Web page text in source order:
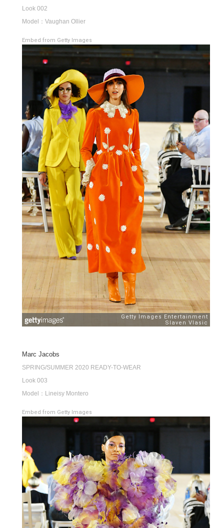
Look 002
Model：Vaughan Ollier
Embed from Getty Images
Marc Jacobs
SPRING/SUMMER 2020 READY-TO-WEAR
Look 003
Model：Lineisy Montero
Embed from Getty Images